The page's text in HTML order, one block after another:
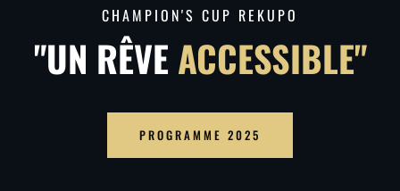
CHAMPION'S CUP REKUPO
"UN RÊVE ACCESSIBLE"
PROGRAMME 2025